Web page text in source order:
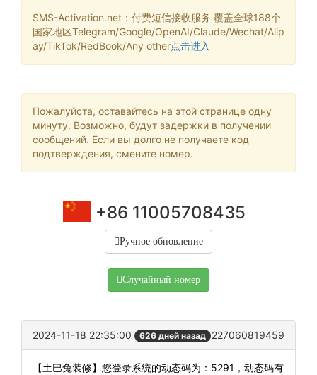
SMS-Activation.net：付费短信接收服务 覆盖全球188个
国家地区Telegram/Google/OpenAI/Claude/Wechat/Alip
ay/TikTok/RedBook/Any other点击进入
Пожалуйста, оставайтесь на этой странице одну
минуту. Возможно, будут задержки в получении
сообщений. Если вы долго не получаете код
подтверждения, смените номер.
+86 11005708435
Ручное обновление
Случайный номер
2024-11-18 22:35:00 626 дней назад 227060819459
【土巴兔装修】您登录系统的动态码为：5291，动态码有